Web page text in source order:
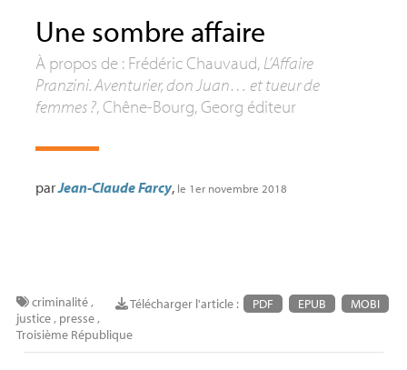
Une sombre affaire
À propos de : Frédéric Chauvaud, L’Affaire
Pranzini. Aventurier, don Juan… et tueur de
femmes?, Chêne-Bourg, Georg éditeur
parJean-Claude Farcy, le 1er novembre 2018
Télécharger l'article : PDF EPUB MOBI
criminalité,
justice, presse,
Troisième République